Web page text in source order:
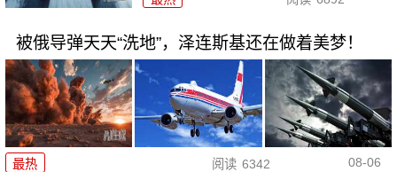
被俄导弹天天“洗地”，泽连斯基还在做着美梦！
最热 阅读 6342 08-06